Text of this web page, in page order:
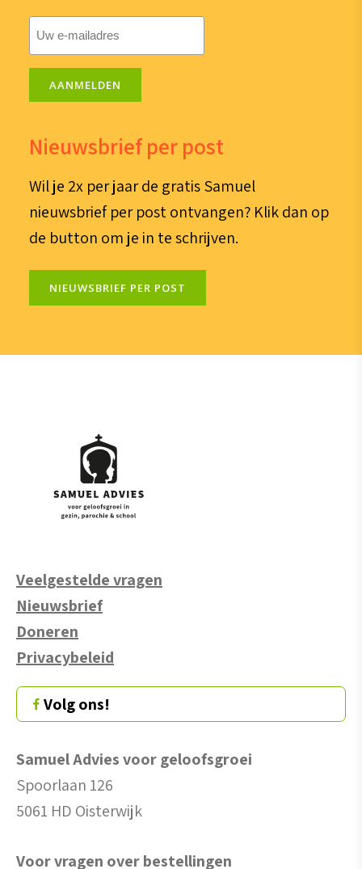
AANMELDEN
Nieuwsbrief per post
Wil je 2x per jaar de gratis Samuel
nieuwsbrief per post ontvangen? Klik dan op
de button om je in te schrijven.
NIEUWSBRIEF PER POST
Veelgestelde vragen
Nieuwsbrief
Doneren
Privacybeleid
Volg ons!
Samuel Advies voor geloofsgroei
Spoorlaan 126
5061 HD Oisterwijk
Voor vragen over bestellingen